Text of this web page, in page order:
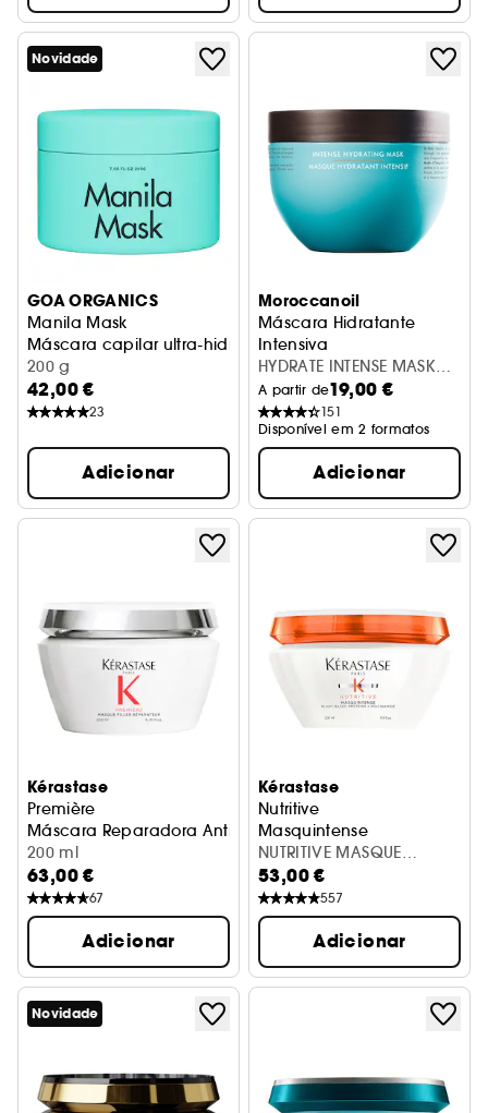
Novidade
GOA ORGANICS
Manila Mask
Máscara capilar ultra-hidratante para todos os tipos de
200 g
42,00 €
23
Adicionar
Moroccanoil
Máscara Hidratante
Intensiva
HYDRATE INTENSE MASK
250ML
A partir de19,00 €
151
Disponível em 2 formatos
Adicionar
Kérastase
Première
Máscara Reparadora Anti-Quebra para Cabelos
200 ml
63,00 €
67
Adicionar
Kérastase
Nutritive
Masquintense
NUTRITIVE MASQUE
INTENSE 200ML
53,00 €
557
Adicionar
Novidade